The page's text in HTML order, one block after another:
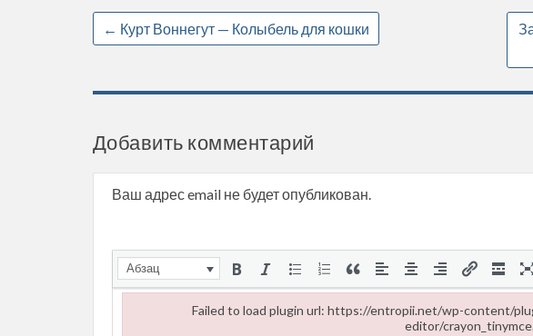
← Курт Воннегут — Колыбель для кошки
Добавить комментарий
Ваш адрес email не будет опубликован.
Абзац
Failed to load plugin url: https://entropii.net/wp-content/
editor/